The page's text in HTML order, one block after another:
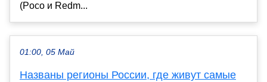
(Poco и Redm...
01:00, 05 Май
Названы регионы России, где живут самые